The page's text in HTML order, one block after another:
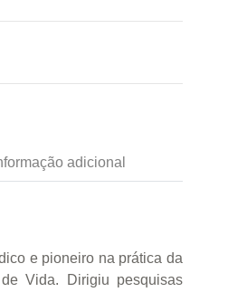
adicional
e pioneiro na prática da
Vida. Dirigiu pesquisas